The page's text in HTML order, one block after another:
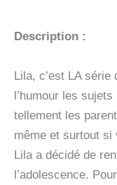
Description :
Lila, c’est LA série
l’humour les
tellement les
même et surtout si
Lila a décidé de
l’adolescence.